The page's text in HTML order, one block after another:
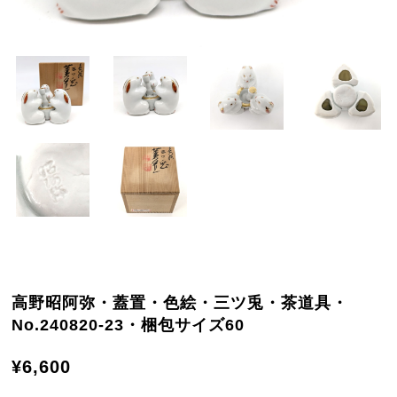
高野昭阿弥・蓋置・色絵・三ツ兎・茶道具・
No.240820-23・梱包サイズ60
¥6,600